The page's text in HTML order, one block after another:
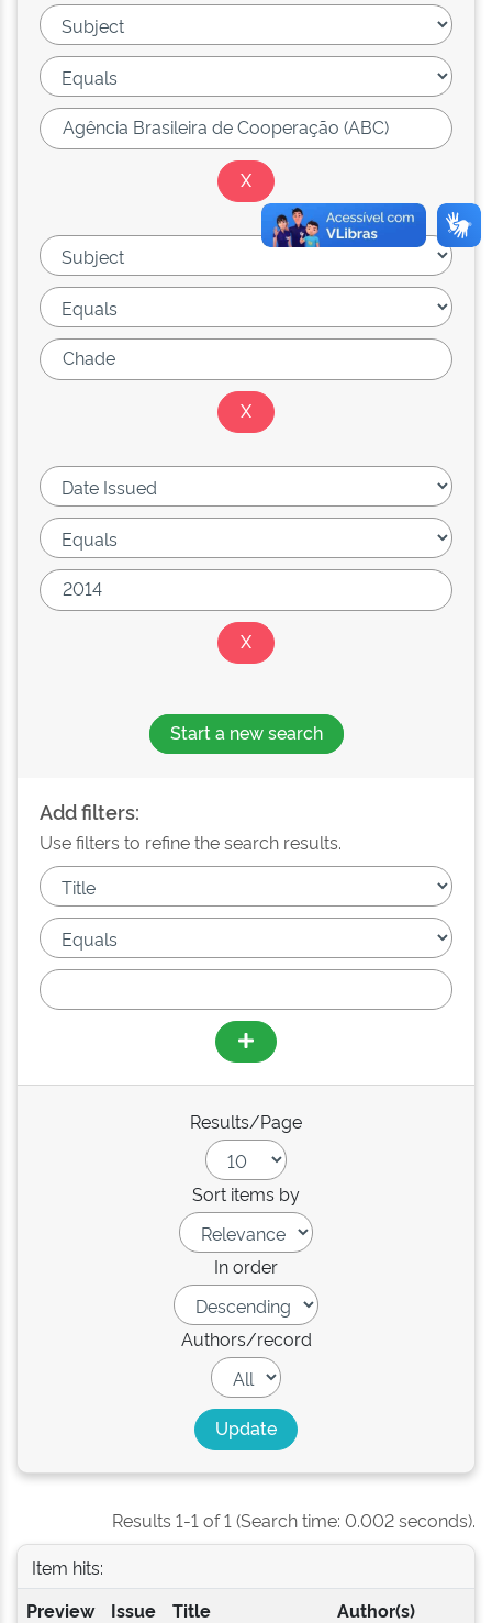
Start a new search
Add filters:
Use filters to refine the search results.
Results/Page
Sort items by
In order
Authors/record
Results 1-1 of 1 (Search time: 0.002 seconds).
Item hits:
Preview
Issue
Title Author(s)